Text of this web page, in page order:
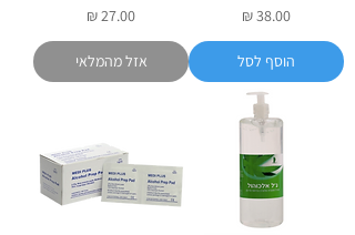
מחיר
הוסף לסל
מחיר
אזל מהמלאי